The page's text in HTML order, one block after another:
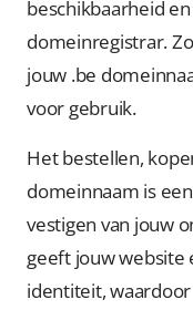
beschikbaarheid
domeinregistrar.
jouw .be
voor gebruik.
Het bestellen,
domeinnaam is
vestigen van jouw
geeft jouw
identiteit,